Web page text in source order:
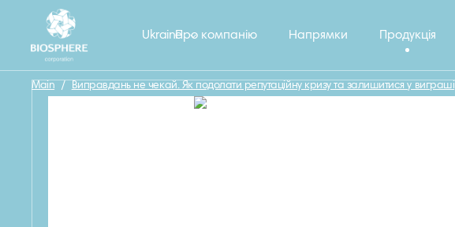
Про компанію Напрямки Продукція
Ukraine
Main / Виправдань не чекай. Як подолати репутаційну кризу та залишитися у виграші
Назад